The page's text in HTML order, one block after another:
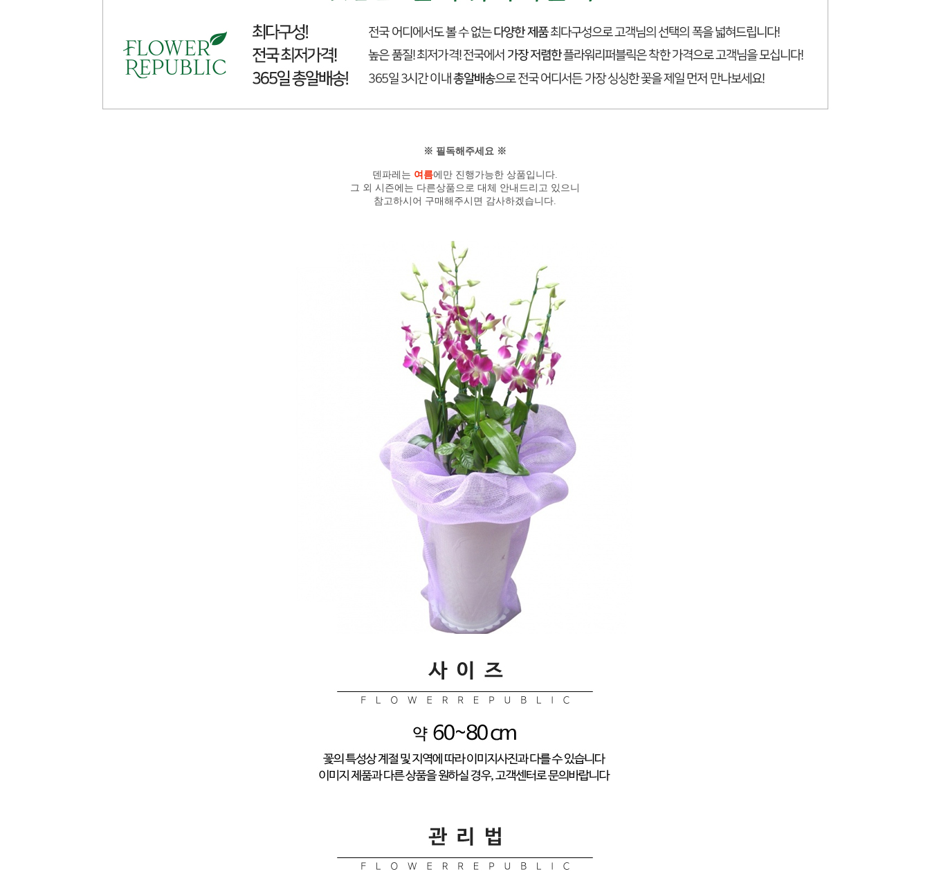
※ 필독해주세요 ※
덴파레는 여름에만 진행가능한 상품입니다.
그 외 시즌에는 다른상품으로 대체 안내드리고 있으니
참고하시어 구매해주시면 감사하겠습니다.